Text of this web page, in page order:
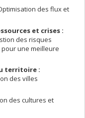
des flux et
et crises :
des risques
une meilleure
territoire :
des villes
des cultures et